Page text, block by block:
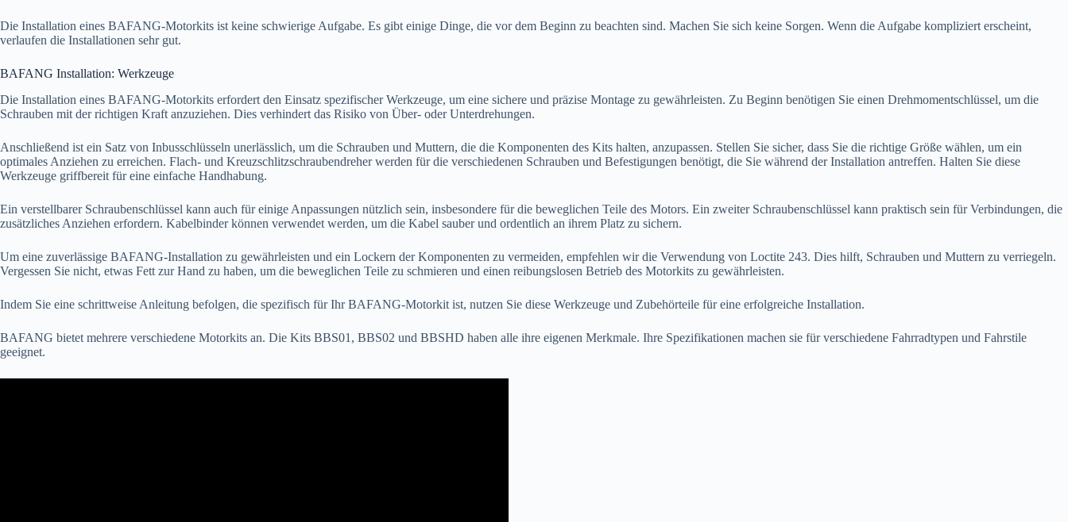
Die Installation eines BAFANG-Motorkits ist keine schwierige Aufgabe. Es gibt einige Dinge, die vor dem Beginn zu beachten sind. Machen Sie sich keine Sorgen. Wenn die Aufgabe kompliziert erscheint,
verlaufen die Installationen sehr gut.
BAFANG Installation: Werkzeuge
Die Installation eines BAFANG-Motorkits erfordert den Einsatz spezifischer Werkzeuge, um eine sichere und präzise Montage zu gewährleisten. Zu Beginn benötigen Sie einen Drehmomentschlüssel, um die
Schrauben mit der richtigen Kraft anzuziehen. Dies verhindert das Risiko von Über- oder Unterdrehungen.
Anschließend ist ein Satz von Inbusschlüsseln unerlässlich, um die Schrauben und Muttern, die die Komponenten des Kits halten, anzupassen. Stellen Sie sicher, dass Sie die richtige Größe wählen, um ein
optimales Anziehen zu erreichen. Flach- und Kreuzschlitzschraubendreher werden für die verschiedenen Schrauben und Befestigungen benötigt, die Sie während der Installation antreffen. Halten Sie diese
Werkzeuge griffbereit für eine einfache Handhabung.
Ein verstellbarer Schraubenschlüssel kann auch für einige Anpassungen nützlich sein, insbesondere für die beweglichen Teile des Motors. Ein zweiter Schraubenschlüssel kann praktisch sein für Verbindungen, die
zusätzliches Anziehen erfordern. Kabelbinder können verwendet werden, um die Kabel sauber und ordentlich an ihrem Platz zu sichern.
Um eine zuverlässige BAFANG-Installation zu gewährleisten und ein Lockern der Komponenten zu vermeiden, empfehlen wir die Verwendung von Loctite 243. Dies hilft, Schrauben und Muttern zu verriegeln.
Vergessen Sie nicht, etwas Fett zur Hand zu haben, um die beweglichen Teile zu schmieren und einen reibungslosen Betrieb des Motorkits zu gewährleisten.
Indem Sie eine schrittweise Anleitung befolgen, die spezifisch für Ihr BAFANG-Motorkit ist, nutzen Sie diese Werkzeuge und Zubehörteile für eine erfolgreiche Installation.
BAFANG bietet mehrere verschiedene Motorkits an. Die Kits BBS01, BBS02 und BBSHD haben alle ihre eigenen Merkmale. Ihre Spezifikationen machen sie für verschiedene Fahrradtypen und Fahrstile
geeignet.